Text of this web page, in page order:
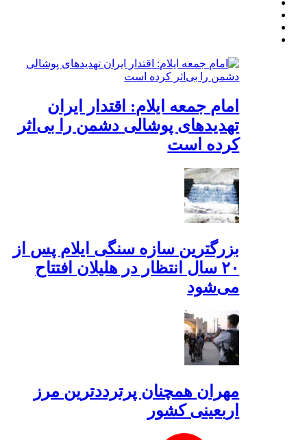
امام جمعه ایلام: اقتدار ایران
تهدیدهای پوشالی دشمن را بی‌اثر
کرده است
بزرگترین سازه سنگی ایلام پس از
۲۰ سال انتظار در هلیلان افتتاح
می‌شود
مهران همچنان پرترددترین مرز
اربعینی کشور